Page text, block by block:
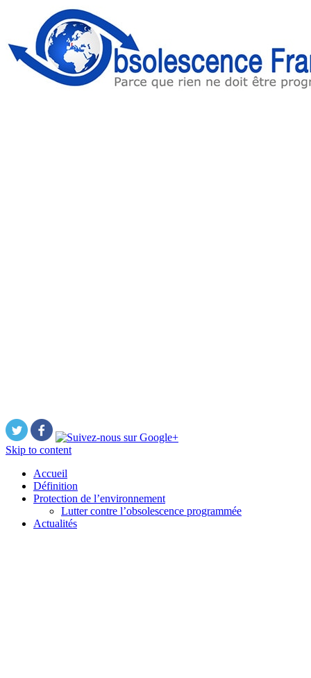
Skip to content
Accueil
Définition
Protection de l’environnement
Lutter contre l’obsolescence programmée
Actualités